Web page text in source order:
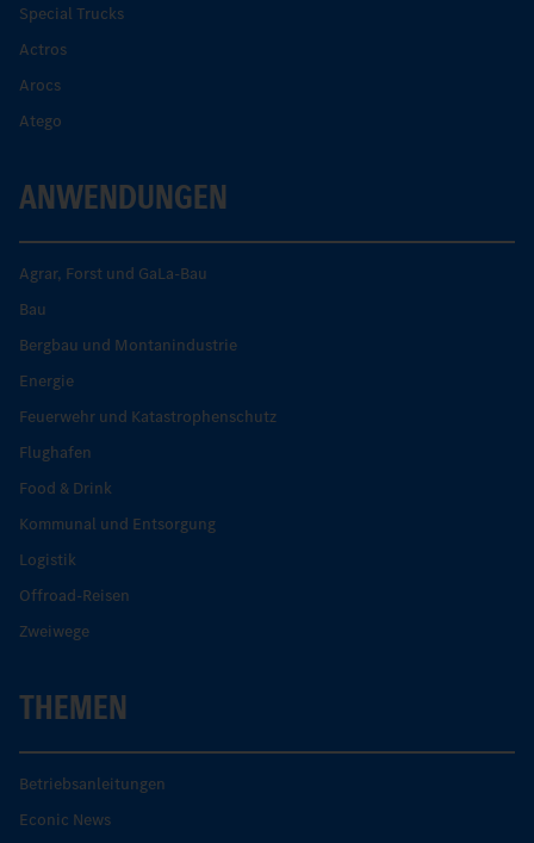
Special Trucks
Actros
Arocs
Atego
ANWENDUNGEN
Agrar, Forst und GaLa-Bau
Bau
Bergbau und Montanindustrie
Energie
Feuerwehr und Katastrophenschutz
Flughafen
Food & Drink
Kommunal und Entsorgung
Logistik
Offroad-Reisen
Zweiwege
THEMEN
Betriebsanleitungen
Econic News